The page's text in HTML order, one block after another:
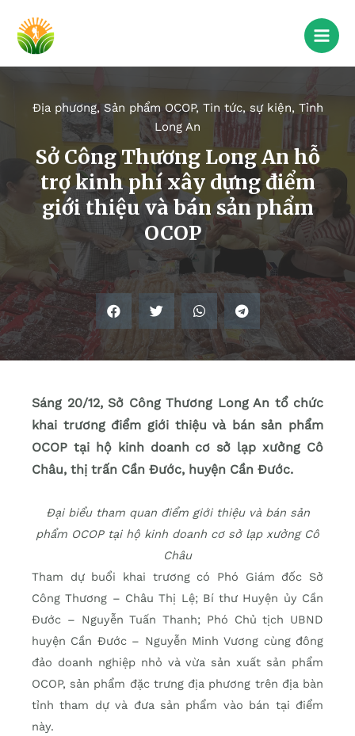
Địa phương,Sản phẩm OCOP, Tin tức, sự kiện, Tỉnh
Long An
Sở Công Thương Long An hỗ
trợ kinh phí xây dựng điểm
giới thiệu và bán sản phẩm
OCOP
Sáng 20/12, Sở Công Thương Long An tổ chức
khai trương điểm giới thiệu và bán sản phẩm
OCOP tại hộ kinh doanh cơ sở lạp xưởng Cô
Châu, thị trấn Cần Đước, huyện Cần Đước.
Đại biểu tham quan điểm giới thiệu và bán sản
phẩm OCOP tại hộ kinh doanh cơ sở lạp xưởng Cô
Châu
Tham dự buổi khai trương có Phó Giám đốc Sở
Công Thương – Châu Thị Lệ; Bí thư Huyện ủy Cần
Đước – Nguyễn Tuấn Thanh; Phó Chủ tịch UBND
huyện Cần Đước – Nguyễn Minh Vương cùng đông
đảo doanh nghiệp nhỏ và vừa sản xuất sản phẩm
OCOP, sản phẩm đặc trưng địa phương trên địa bàn
tỉnh tham dự và đưa sản phẩm vào bán tại điểm
này.